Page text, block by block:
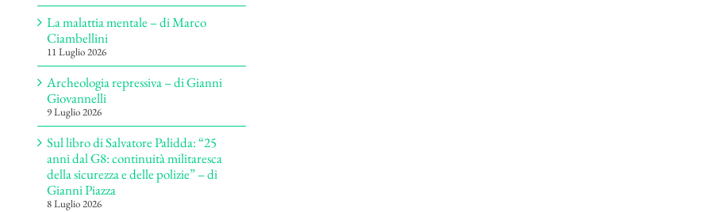
La malattia mentale – di Marco
Ciambellini
11 Luglio 2026
Archeologia repressiva – di Gianni
Giovannelli
9 Luglio 2026
Sul libro di Salvatore Palidda: “25
anni dal G8: continuità militaresca
della sicurezza e delle polizie” – di
Gianni Piazza
8 Luglio 2026